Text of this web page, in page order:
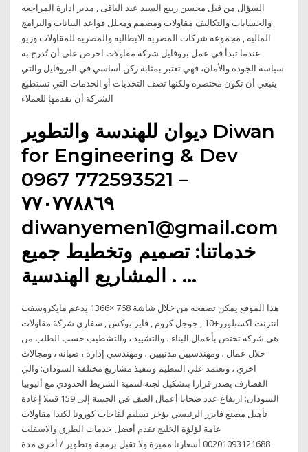
السؤال من قبل محسن ربيع السيد عبد الباقى , مدير ادارة المراجعه
والحسابات والتكاليف مقاولات ومصمم ومحلل قواعد البيانات والبرامج
الماليه , مجموعه شركات المصريه الايطاليه والمصريه للمقاولات وزيو
عندما تبدأ في عمل بروفايل شركة مقاولات احرص على أن تُدرج به
سياسة الجودة والأمان، فهي تعتبر بمثابة ركن أساسي في البروفايل والتي
ينبغي أن تكون مختصرة ولكنها تصف التحديات أو الخدمات التي تستطيع
الشركة أن تقدمها للعملاء
ديوان للهندسة والتطوير Diwan
for Engineering & Dev
0967 772593521 –
٧٧٠٧٧٨٨٦٩
diwanyemen1@gmail.com
خدماتنا: تصميم وتخطيط جميع
المشاريع الهندسية . …
هذا الموقع يمكن تصفحه من خلال شاشة 768 ×1366 يدعم مايكروسفت
انترنت اكسبلورر+10 , جوجل كروم , فاير بوكس , سفاري شركة مقاولات
هي شركة تختص بأعمال البناء ، والتشييد ، والتشطيب حسب الطلب من
خلال عمال ، ومهندسيين مدنييين ، ومهندسي إدارة ، صيانة ، ومجالات
اخري ، وتعتمد علي التنظيم وتنفيذ مشاريع مختلفة السودان: والي
القضارف يصدر قرارا بتشكيل لجنة لتنمية الشريط الحدودي مع أثيوبيا
السودان: ارتفاع عدد ضحايا أعمال العنف في الجنينة إلى 159 قتيلا إعادة
تأهيل مصنع فايزر الرئيسي يؤخر تسليم لقاحات كورونا لكندا مقاولات
عامة لؤلؤة الخليج تقدم أفضل خدمات الطرق والاسفلت
00201093121688 أسعارنا مميزة ولا تقبل برمجة وتطوير / أخرى مدة